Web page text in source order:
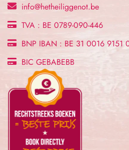
info@hetheiliggenot.be
TVA : BE 0789-090-446
BNP IBAN : BE 31 0016 9151
BIC GEBABEBB